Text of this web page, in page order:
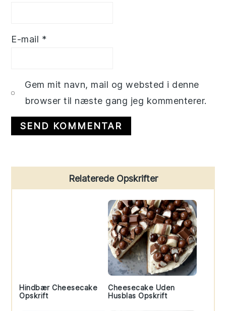
E-mail *
Gem mit navn, mail og websted i denne
browser til næste gang jeg kommenterer.
Sidebar
Relaterede Opskrifter
Hindbær Cheesecake
Opskrift
Cheesecake Uden
Husblas Opskrift